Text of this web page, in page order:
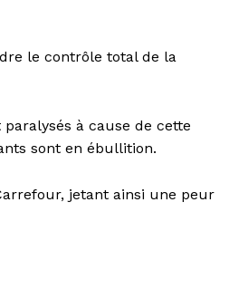
le contrôle total de la
à cause de cette
sont en ébullition.
jetant ainsi une peur